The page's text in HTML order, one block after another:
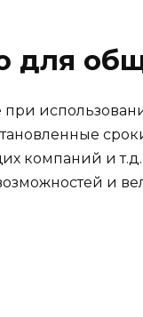
для
компаний и
и